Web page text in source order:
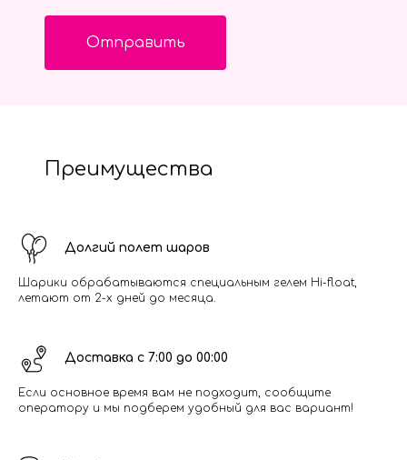
Отправить
Преимущества
Долгий полет шаров
Шарики обрабатываются специальным гелем Hi-float,
летают от 2-х дней до месяца.
Доставка с 7:00 до 00:00
Если основное время вам не подходит, сообщите
оператору и мы подберем удобный для вас вариант!